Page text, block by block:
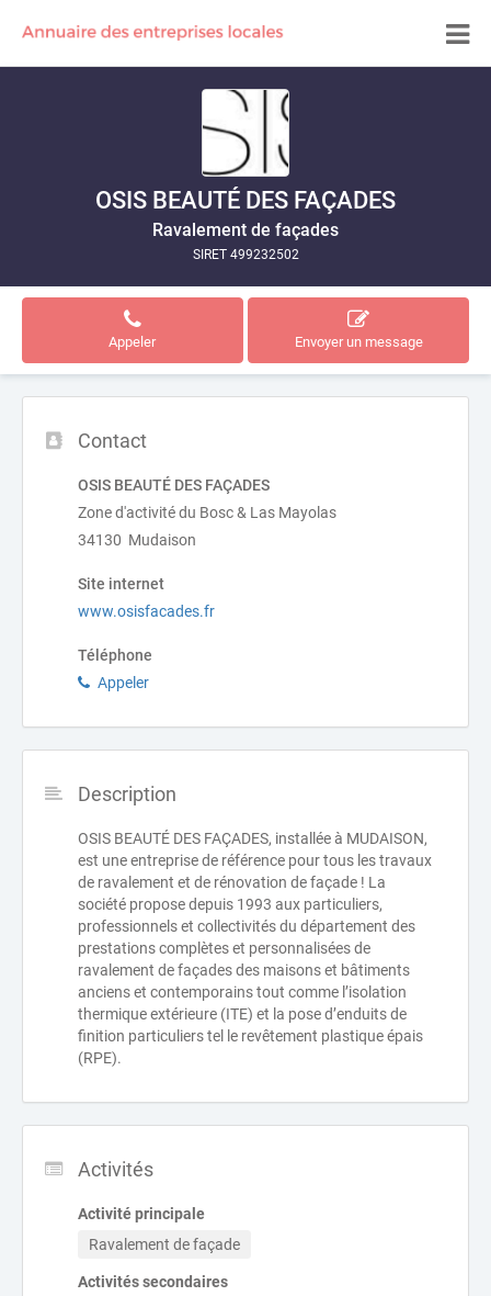
OSIS BEAUTÉ DES FAÇADES
Ravalement de façades
SIRET 499232502
Appeler Envoyer un message
Contact
OSIS BEAUTÉ DES FAÇADES
Zone d'activité du Bosc & Las Mayolas
34130 Mudaison
Site internet
www.osisfacades.fr
Téléphone
Appeler
Description
OSIS BEAUTÉ DES FAÇADES, installée à MUDAISON,
est une entreprise de référence pour tous les travaux
de ravalement et de rénovation de façade ! La
société propose depuis 1993 aux particuliers,
professionnels et collectivités du département des
prestations complètes et personnalisées de
ravalement de façades des maisons et bâtiments
anciens et contemporains tout comme l’isolation
thermique extérieure (ITE) et la pose d’enduits de
finition particuliers tel le revêtement plastique épais
(RPE).
Activités
Activité principale
Ravalement de façade
Activités secondaires